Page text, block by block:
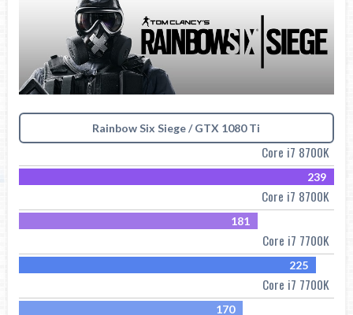
Rainbow Six Siege / GTX 1080 Ti
Core i7 8700K
239
Core i7 8700K
181
Core i7 7700K
225
Core i7 7700K
170